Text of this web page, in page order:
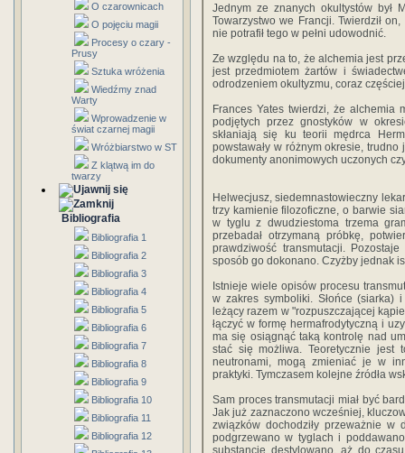
O czarownicach
O pojęciu magii
Procesy o czary -
Prusy
Sztuka wróżenia
Wiedźmy znad
Warty
Wprowadzenie w
świat czarnej magii
Wróżbiarstwo w ST
Z klątwą im do
twarzy
Bibliografia
Bibliografia 1
Bibliografia 2
Bibliografia 3
Bibliografia 4
Bibliografia 5
Bibliografia 6
Bibliografia 7
Bibliografia 8
Bibliografia 9
Bibliografia 10
Bibliografia 11
Bibliografia 12
Jednym ze znanych okultystów był
Towarzystwo we Francji. Twierdził
nie potrafił tego w pełni udowodnić.
Ze względu na to, że alchemia jest
jest przedmiotem żartów i
odrodzeniem okultyzmu, coraz
Frances Yates twierdzi, że alchemia
podjętych przez gnostyków w
skłaniają się ku teorii mędrca
powstawały w różnym okresie,
dokumenty anonimowych uczonych
Helwecjusz, siedemnastowieczny
trzy kamienie filozoficzne, o barwie
w tyglu z dwudziestoma trzema
przebadał otrzymaną próbkę,
prawdziwość transmutacji.
sposób go dokonano. Czyżby jednak
Istnieje wiele opisów procesu
w zakres symboliki. Słońce
leżący razem w "rozpuszczającej
łączyć w formę hermafrodytyczną i
ma się osiągnąć taką kontrolę nad
stać się możliwa. Teoretycznie jest
neutronami, mogą zmieniać je w
praktyki. Tymczasem kolejne źródła
Sam proces transmutacji miał być
Jak już zaznaczono wcześniej,
związków dochodziły przeważnie w
podgrzewano w tyglach i
substancję destylowano, aż do